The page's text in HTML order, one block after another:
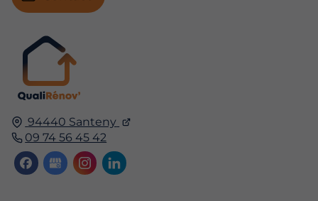
94440 Santeny
09 74 56 45 42